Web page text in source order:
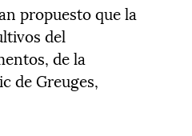
propuesto que la
del
de la
de Greuges,